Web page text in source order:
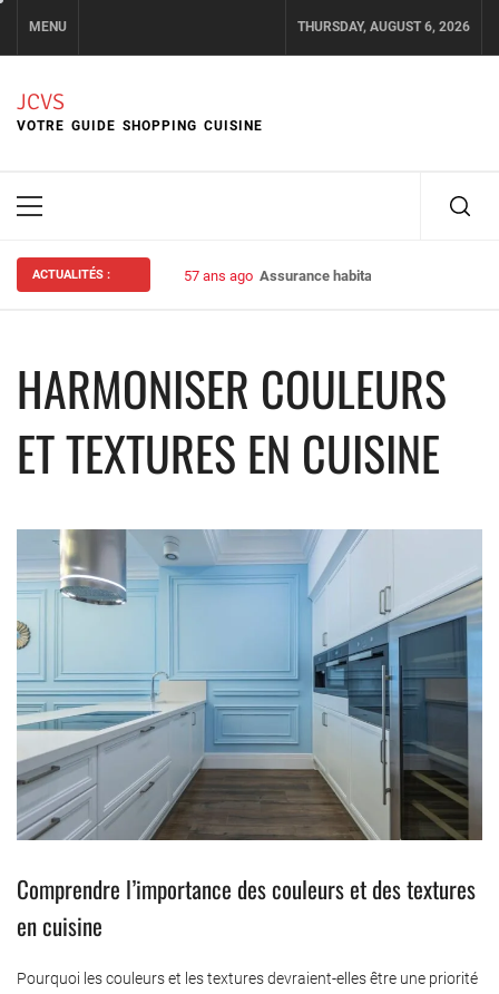
content
MENU THURSDAY, AUGUST 6, 2026
JCVS
VOTRE GUIDE SHOPPING CUISINE
Primary
ACTUALITÉS : 57 ans ago Assurance habitation : bien choisir
HARMONISER COULEURS
ET TEXTURES EN CUISINE
Comprendre l’importance des couleurs et des textures
en cuisine
Pourquoi les couleurs et les textures devraient-elles être une priorité